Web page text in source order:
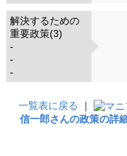
解決するための
重要政策(3)
-
-
-
一覧表に戻る ｜
信一郎さんの政策の詳